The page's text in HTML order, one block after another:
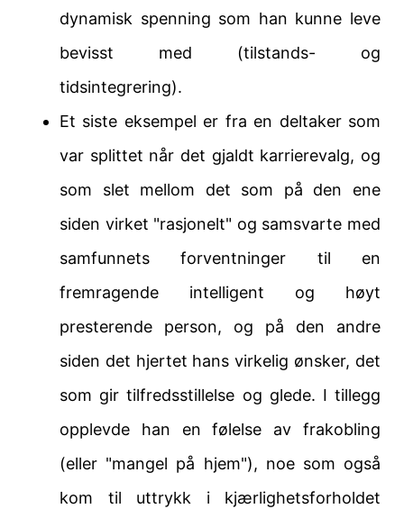
dynamisk spenning som han kunne leve
bevisst med (tilstands- og
tidsintegrering).
Et siste eksempel er fra en deltaker som
var splittet når det gjaldt karrierevalg, og
som slet mellom det som på den ene
siden virket "rasjonelt" og samsvarte med
samfunnets forventninger til en
fremragende intelligent og høyt
presterende person, og på den andre
siden det hjertet hans virkelig ønsker, det
som gir tilfredsstillelse og glede. I tillegg
opplevde han en følelse av frakobling
(eller "mangel på hjem"), noe som også
kom til uttrykk i kjærlighetsforholdet